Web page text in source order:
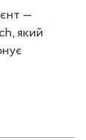
—
який